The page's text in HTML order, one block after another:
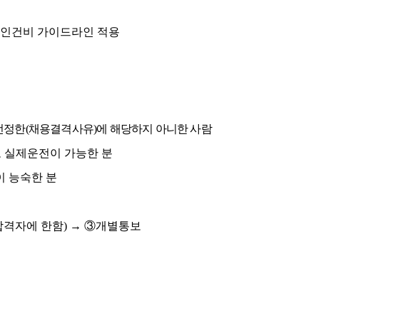
건비 가이드라인 적용
정한(채용결격사유)에 해당하지 아니한 사람
실제운전이 가능한 분
능숙한 분
격자에 한함) → ③개별통보